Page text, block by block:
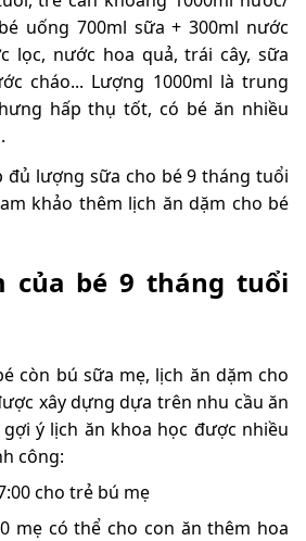
uống 700ml sữa + 300ml nước
lọc, nước hoa quả, trái cây, sữa
cháo... Lượng 1000ml là trung
hấp thụ tốt, có bé ăn nhiều
đủ lượng sữa cho bé 9 tháng tuổi
khảo thêm lịch ăn dặm cho bé
của bé 9 tháng tuổi
còn bú sữa mẹ, lịch ăn dặm cho
xây dựng dựa trên nhu cầu ăn
ý lịch ăn khoa học được nhiều
công:
cho trẻ bú mẹ
mẹ có thể cho con ăn thêm hoa